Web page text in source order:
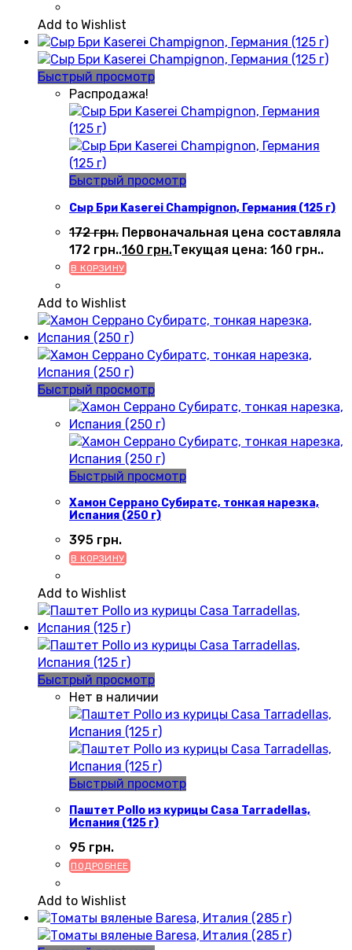
Add to Wishlist
Быстрый просмотр
Распродажа!
Быстрый просмотр
Сыр Бри Kaserei Champignon, Германия (125 г)
172грн. Первоначальная цена составляла
172 грн..160 грн.Текущая цена: 160 грн..
В КОРЗИНУ
Add to Wishlist
Быстрый просмотр
Быстрый просмотр
Хамон Серрано Субиратс, тонкая нарезка,
Испания (250 г)
395 грн.
В КОРЗИНУ
Add to Wishlist
Быстрый просмотр
Нет в наличии
Быстрый просмотр
Паштет Pollo из курицы Casa Tarradellas,
Испания (125 г)
95 грн.
ПОДРОБНЕЕ
Add to Wishlist